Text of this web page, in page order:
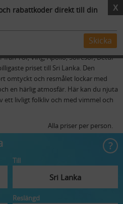
Sri Lanka
TUI, Ving, Apollo, Solresor, Detur
priset till Sri Lanka. Den
omtyckt och resmålet lockar med
en härlig atmosfär. Här kan du njuta
ett livligt folkliv och med vimmel och
Alla priser per person.
Till
Sri Lanka
Reslängd
X
rabattkoder direkt till din
Skicka